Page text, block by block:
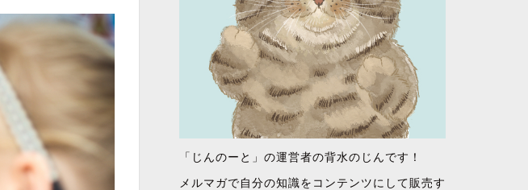
「じんのーと」の運営者の背水のじんです！
メルマガで自分の知識をコンテンツにして販売す